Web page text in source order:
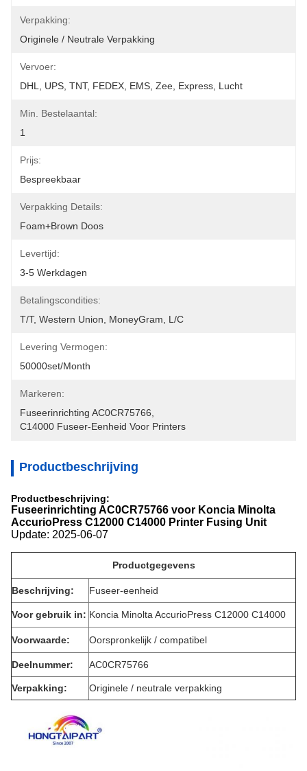
Verpakking:
Originele / Neutrale Verpakking
Vervoer:
DHL, UPS, TNT, FEDEX, EMS, Zee, Express, Lucht
Min. Bestelaantal:
1
Prijs:
Bespreekbaar
Verpakking Details:
Foam+Brown Doos
Levertijd:
3-5 Werkdagen
Betalingscondities:
T/T, Western Union, MoneyGram, L/C
Levering Vermogen:
50000set/Month
Markeren:
Fuseerinrichting AC0CR75766
C14000 Fuseer-Eenheid Voor Printers
Productbeschrijving
Productbeschrijving:
Fuseerinrichting AC0CR75766 voor Koncia Minolta
AccurioPress C12000 C14000 Printer Fusing Unit
Update: 2025-06-07
Productgegevens
Beschrijving: Fuseer-eenheid
Voor gebruik in: Koncia Minolta AccurioPress C12000 C14000
Voorwaarde: Oorspronkelijk / compatibel
Deelnummer: AC0CR75766
Verpakking: Originele / neutrale verpakking